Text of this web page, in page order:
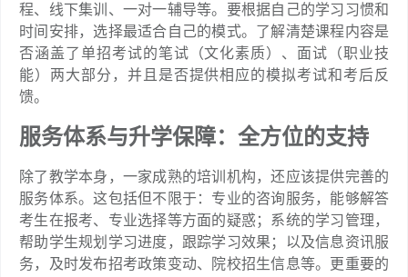
程、线下集训、一对一辅导等。要根据自己的学习习惯和
时间安排，选择最适合自己的模式。了解清楚课程内容是
否涵盖了单招考试的笔试（文化素质）、面试（职业技
能）两大部分，并且是否提供相应的模拟考试和考后反
馈。
服务体系与升学保障：全方位的支持
除了教学本身，一家成熟的培训机构，还应该提供完善的
服务体系。这包括但不限于：专业的咨询服务，能够解答
考生在报考、专业选择等方面的疑惑；系统的学习管理，
帮助学生规划学习进度，跟踪学习效果；以及信息资讯服
务，及时发布招考政策变动、院校招生信息等。更重要的